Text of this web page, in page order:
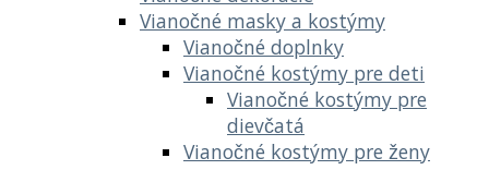
Vianočné masky a kostýmy
Vianočné doplnky
Vianočné kostýmy pre deti
Vianočné kostýmy pre
dievčatá
Vianočné kostýmy pre ženy